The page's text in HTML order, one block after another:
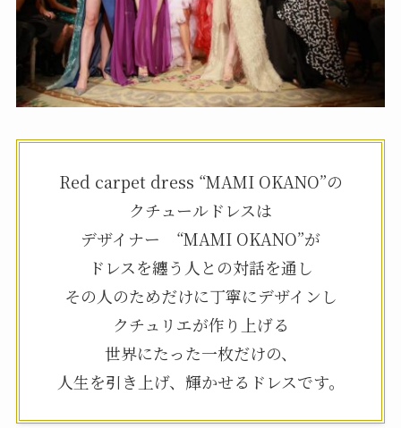
Red carpet dress “MAMI OKANO”の
クチュールドレスは
デザイナー “MAMI OKANO”が
ドレスを纏う人との対話を通し
その人のためだけに丁寧にデザインし
クチュリエが作り上げる
世界にたった一枚だけの、
人生を引き上げ、輝かせるドレスです。